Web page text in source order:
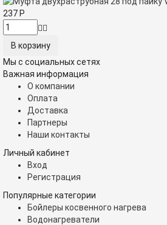
237 Р
Мы с социальных сетях
Важная информация
О компании
Оплата
Доставка
Партнеры
Наши контакты
Личный кабинет
Вход
Регистрация
Популярные категории
Бойлеры косвенного нагрева
Водонагреватели